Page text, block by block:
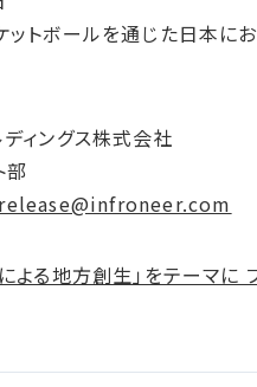
ットボールを通じた日本に
ィングス株式会社
部
よる地方創生」をテーマに